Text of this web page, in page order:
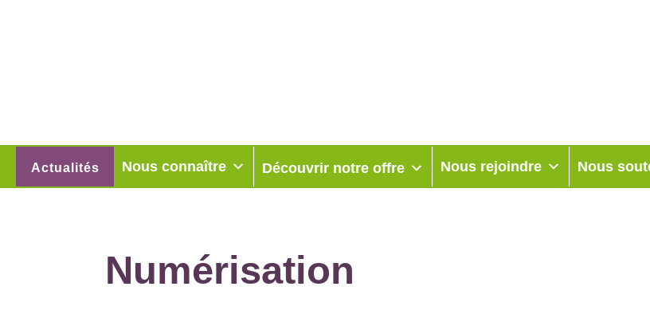
Actualités Nous connaître Découvrir notre offre Nous rejoindre Nous
Numérisation